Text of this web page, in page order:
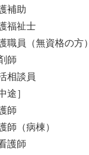
補助
福祉士
職員（無資格の方）
師
相談員
途］
師
師（病棟）
護師